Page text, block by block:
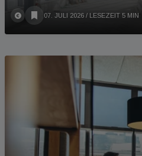
07. JULI 2026 / LESEZEIT 5 MIN